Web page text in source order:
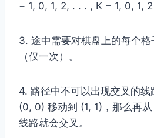
− 1, 0, 1, 2, . . . , K − 1, 0, 1, 2
3. 途中需要对棋盘上的每个
（仅一次）。
4. 路径中不可以出现交叉的线
(0, 0) 移动到 (1, 1)，那么再
线路就会交叉。